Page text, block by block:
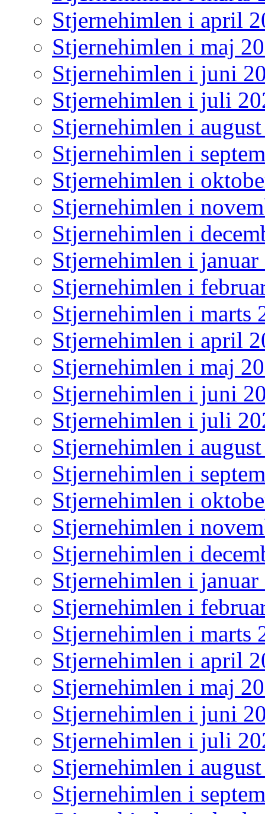
Stjernehimlen i april
Stjernehimlen i maj
Stjernehimlen i juni
Stjernehimlen i juli
Stjernehimlen i
Stjernehimlen i
Stjernehimlen i
Stjernehimlen i
Stjernehimlen i
Stjernehimlen i januar
Stjernehimlen i
Stjernehimlen i marts
Stjernehimlen i april
Stjernehimlen i maj
Stjernehimlen i juni
Stjernehimlen i juli
Stjernehimlen i
Stjernehimlen i
Stjernehimlen i
Stjernehimlen i
Stjernehimlen i
Stjernehimlen i
Stjernehimlen i
Stjernehimlen i marts
Stjernehimlen i april
Stjernehimlen i maj
Stjernehimlen i juni
Stjernehimlen i juli
Stjernehimlen i
Stjernehimlen i